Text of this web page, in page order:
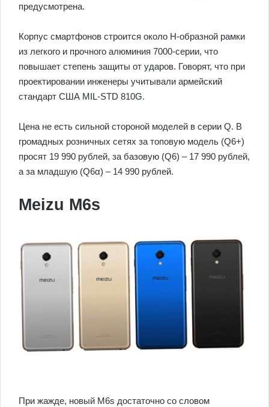
предусмотрена.
Корпус смартфонов строится около H-образной рамки
из легкого и прочного алюминия 7000-серии, что
повышает степень защиты от ударов. Говорят, что при
проектировании инженеры учитывали армейский
стандарт США MIL-STD 810G.
Цена не есть сильной стороной моделей в серии Q. В
громадных розничных сетях за топовую модель (Q6+)
просят 19 990 рублей, за базовую (Q6) – 17 990 рублей,
а за младшую (Q6α) – 14 990 рублей.
Meizu M6s
При жажде, новый M6s достаточно со словом